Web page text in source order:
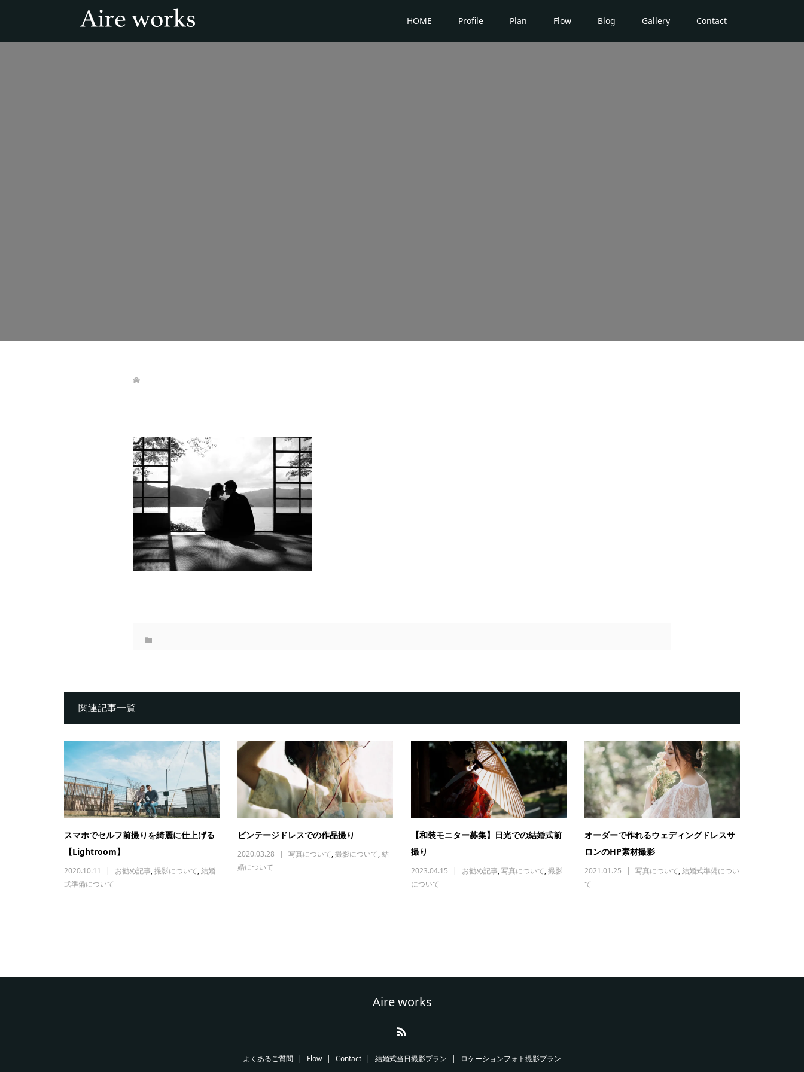
HOME Profile Plan Flow Blog Gallery Contact
関連記事一覧
スマホでセルフ前撮りを綺麗に仕上げる
【Lightroom】
2020.10.11 お勧め記事,撮影について,結婚
式準備について
ビンテージドレスでの作品撮り
2020.03.28 写真について,撮影について,結
婚について
【和装モニター募集】日光での結婚式前
撮り
2023.04.15 お勧め記事,写真について,撮影
について
オーダーで作れるウェディングドレスサ
ロンのHP素材撮影
2021.01.25 写真について,結婚式準備につい
て
Aire works
よくあるご質問 Flow Contact 結婚式当日撮影プラン ロケーションフォト撮影プラン